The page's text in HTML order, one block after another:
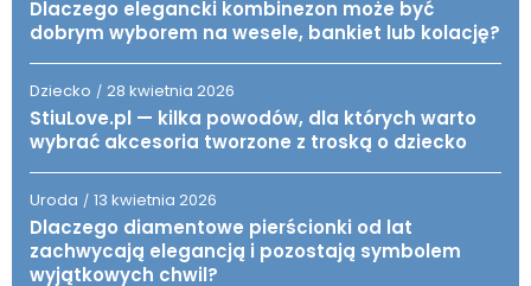
Dlaczego elegancki kombinezon może być
dobrym wyborem na wesele, bankiet lub kolację?
Dziecko / 28 kwietnia 2026
StiuLove.pl — kilka powodów, dla których warto
wybrać akcesoria tworzone z troską o dziecko
Uroda / 13 kwietnia 2026
Dlaczego diamentowe pierścionki od lat
zachwycają elegancją i pozostają symbolem
wyjątkowych chwil?